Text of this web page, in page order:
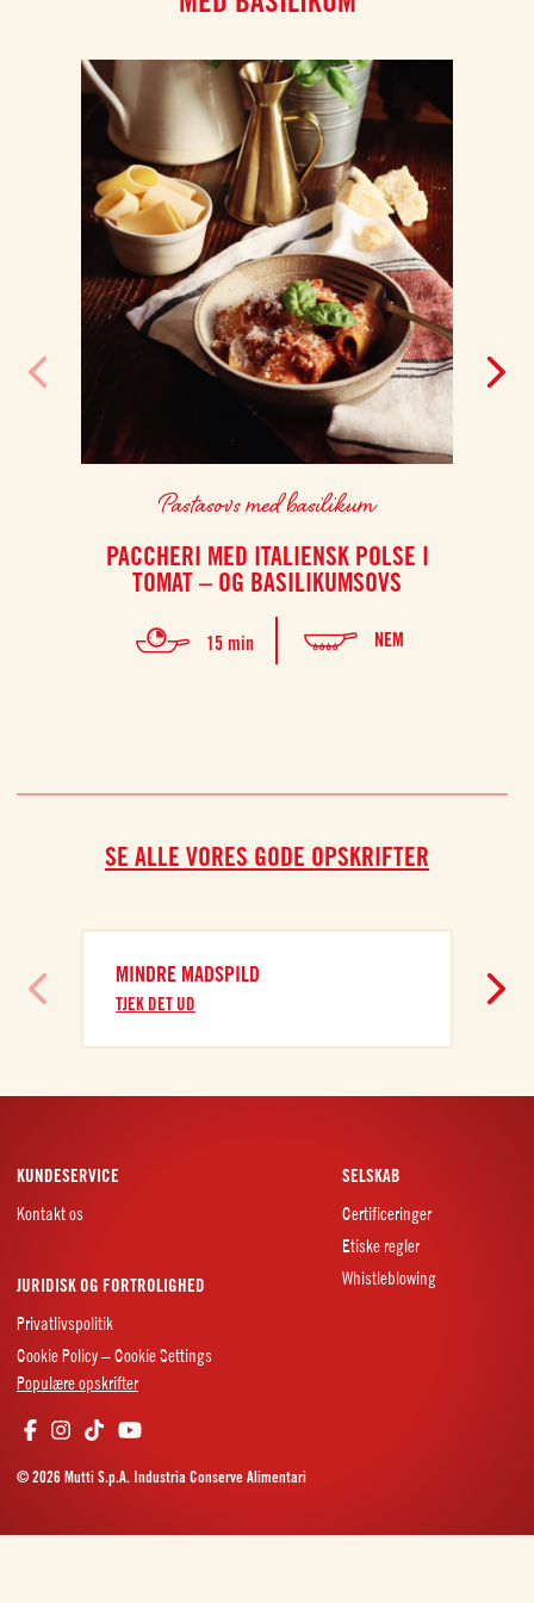
Pastasovs med basilikum
PACCHERI MED ITALIENSK POLSE I
TOMAT – OG BASILIKUMSOVS
15 min NEM
SE ALLE VORES GODE OPSKRIFTER
MINDRE MADSPILD
TJEK DET UD
KUNDESERVICE
Kontakt os
SELSKAB
Certificeringer
Etiske regler
Whistleblowing
JURIDISK OG FORTROLIGHED
Privatlivspolitik
Cookie Policy – Cookie Settings
Populære opskrifter
© 2026 Mutti S.p.A. Industria Conserve Alimentari